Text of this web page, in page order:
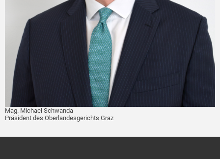
Mag. Michael Schwanda
Präsident des Oberlandesgerichts Graz